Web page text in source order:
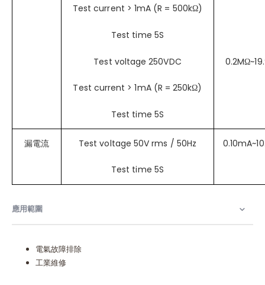
Test current > 1mA (R = 500kΩ)
Test time 5S
Test voltage 250VDC
Test current > 1mA (R = 250kΩ)
Test time 5S
漏電流 Test voltage 50V rms / 50Hz
Test time 5S
應用範圍​
電氣故障排除
工業維修